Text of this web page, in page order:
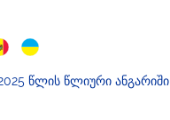
წლის წლიური ანგარიში